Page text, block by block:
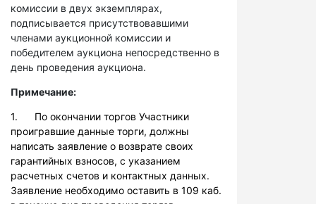
комиссии в двух экземплярах,
подписывается присутствовавшими
членами аукционной комиссии и
победителем аукциона непосредственно в
день проведения аукциона.
Примечание:
1. По окончании торгов Участники
проигравшие данные торги, должны
написать заявление о возврате своих
гарантийных взносов, с указанием
расчетных счетов и контактных данных.
Заявление необходимо оставить в 109 каб.